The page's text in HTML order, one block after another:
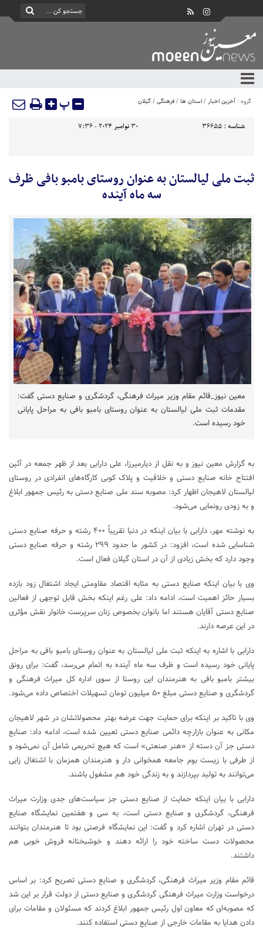
گروه : آخرین اخبار/استان ها/فرهنگی/گیلان پ
شناسه : 36655 30 نوامبر 2024 - 7:36
ثبت ملی لیالستان به عنوان روستای بامبو بافی ظرف
سه ماه آینده
معین نیوز_قائم مقام وزیر میراث فرهنگی، گردشگری و صنایع دستی گفت:
مقدمات ثبت ملی لیالستان به عنوان روستای بامبو بافی به مراحل پایانی
خود رسیده است.
به گزارش معین نیوز و به نقل از دیارمیرزا، علی دارابی بعد از ظهر جمعه در آئین
افتتاح خانه صنایع دستی و خلاقیت و پلاک کوبی کارگاه‌های انفرادی در روستای
لیالستان لاهیجان اظهار کرد: مصوبه سند ملی صنایع دستی به رئیس جمهور ابلاغ
و به زودی رونمایی می‌شود.
به نوشته مهر، دارابی با بیان اینکه در دنیا تقریباً ۴۰۰ رشته و حرفه صنایع دستی
شناسایی شده است، افزود: در کشور ما حدود ۲۹۹ رشته و حرفه صنایع دستی
وجود دارد که بخش زیادی از آن در استان گیلان فعال است.
وی با بیان اینکه صنایع دستی به مثابه اقتصاد مقاومتی ایجاد اشتغال زود بازده
بسیار حائز اهمیت است، ادامه داد: علی رغم اینکه بخش قابل توجهی از فعالین
صنایع دستی آقایان هستند اما بانوان بخصوص زنان سرپرست خانوار نقش مؤثری
در این عرصه دارند.
دارابی با اشاره به اینکه ثبت ملی لیالستان به عنوان روستای بامبو بافی به مراحل
پایانی خود رسیده است و ظرف سه ماه آینده به اتمام می‌رسد، گفت: برای رونق
بیشتر بامبو بافی به هنرمندان این روستا از سوی اداره کل میراث فرهنگی و
گردشگری و صنایع دستی مبلغ ۵۰ میلیون تومان تسهیلات اختصاص داده می‌شود.
وی با تاکید بر اینکه برای حمایت جهت عرضه بهتر محصولاتشان در شهر لاهیجان
مکانی به عنوان بازارچه دائمی صنایع دستی تعیین شده است، ادامه داد: صنایع
دستی جز آن دسته از «هنر صنعتی» است که هیچ تحریمی شامل آن نمی‌شود و
از طرفی با زیست بوم جامعه همخوانی دار و هنرمندان همزمان با اشتغال زایی
می‌توانند به تولید بپردازند و به زندگی خود هم مشغول باشند.
دارابی با بیان اینکه حمایت از صنایع دستی جز سیاست‌های جدی وزارت میراث
فرهنگی، گردشگری و صنایع دستی است، به سی و هفتمین نمایشگاه صنایع
دستی در تهران اشاره کرد و گفت: این نمایشگاه فرصتی بود تا هنرمندان بتوانند
محصولات دست ساخته خود را ارائه دهند و خوشبختانه فروش خوبی هم
داشتند.
قائم مقام وزیر میراث فرهنگی، گردشگری و صنایع دستی تصریح کرد: بر اساس
درخواست وزارت میراث فرهنگی گردشگری و صنایع دستی از دولت قرار بر این شد
که مصوبه‌ای که معاون اول رئیس جمهور ابلاغ کردند که مسئولان و مقامات برای
دادن هدایا به مقامات خارجی از صنایع دستی استفاده کنند.